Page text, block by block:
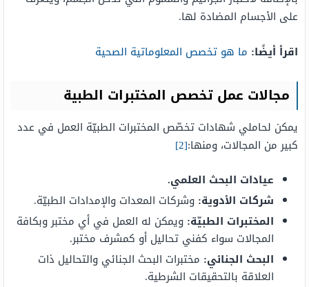
على الأجسام المضادة لها.
اقرأ أيضًا: ما هو تخصص المعلوماتية الصحية
مجالات عمل تخصص المختبرات الطبية
يمكن لحاملي شهادات تخصّص المختبرات الطبيّة العمل في عدد
كبير من المجالات، ومنها:[2]
عيادات البحث العلمي.
شركات الأدوية: وشركات المعدات والإمدادات الطبيّة.
المختبرات الطبيّة: ويمكن له العمل في أي مختبر وبكافة
المجالات سواء كفني تحاليل أو كمشرف مختبر.
البحث الجنائي: مختبرات البحث الجنائي والتحاليل ذات
العلاقة بالتحقيقات الشرطية.